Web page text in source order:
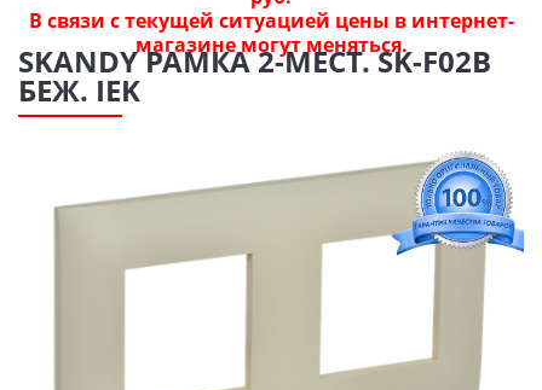
В связи с текущей ситуацией цены в интернет-
магазине могут меняться.
SKANDY РАМКА 2-МЕСТ. SK-F02B
БЕЖ. IEK